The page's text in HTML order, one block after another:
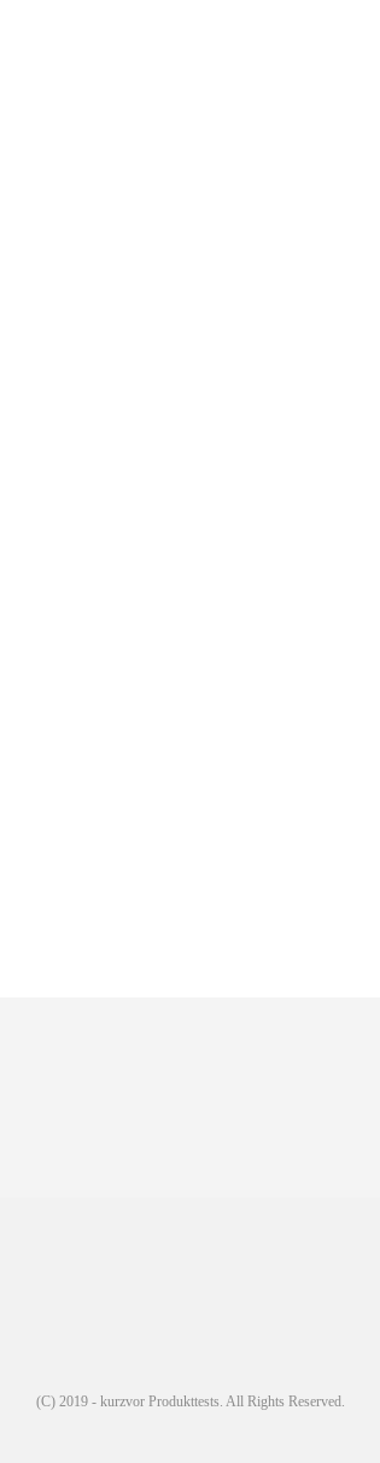
(C) 2019 - kurzvor Produkttests. All Rights Reserved.